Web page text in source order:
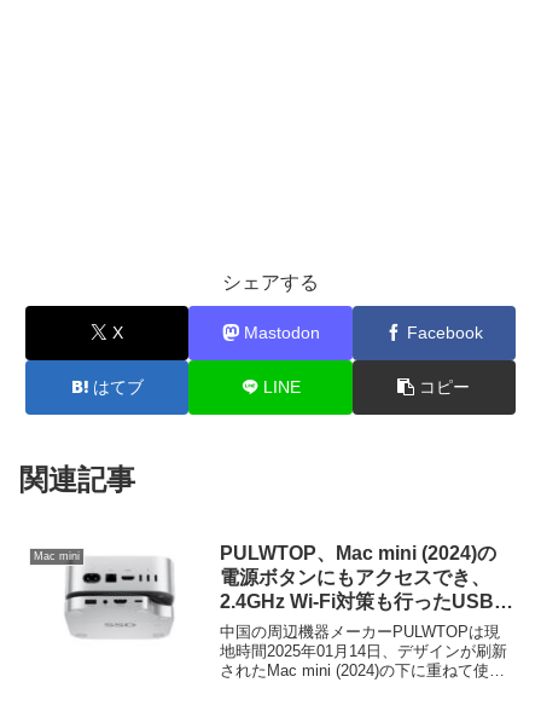
シェアする
X Mastodon Facebook
はてブ LINE コピー
関連記事
Mac mini
PULWTOP、Mac mini (2024)の
電源ボタンにもアクセスでき、
2.4GHz Wi-Fi対策も行ったUSB-
Cハブ「PULWTOP Mac Mini M4
Hub Stand with M.2 SSD
Enclosure」を発売。
中国の周辺機器メーカーPULWTOPは現
地時間2025年01月14日、デザインが刷新
されたMac mini (2024)の下に重ねて使え